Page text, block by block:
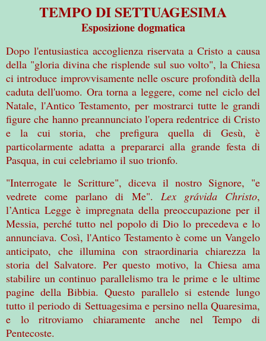
TEMPO DI SETTUAGESIMA
Esposizione dogmatica
Dopo l'entusiastica accoglienza riservata a Cristo a causa
della "gloria divina che risplende sul suo volto", la Chiesa
ci introduce improvvisamente nelle oscure profondità della
caduta dell'uomo. Ora torna a leggere, come nel ciclo del
Natale, l'Antico Testamento, per mostrarci tutte le grandi
figure che hanno preannunciato l'opera redentrice di Cristo
e la cui storia, che prefigura quella di Gesù, è
particolarmente adatta a prepararci alla grande festa di
Pasqua, in cui celebriamo il suo trionfo.
"Interrogate le Scritture", diceva il nostro Signore, "e
vedrete come parlano di Me". Lex grávida Christo,
l’Antica Legge è impregnata della preoccupazione per il
Messia, perché tutto nel popolo di Dio lo precedeva e lo
annunciava. Così, l'Antico Testamento è come un Vangelo
anticipato, che illumina con straordinaria chiarezza la
storia del Salvatore. Per questo motivo, la Chiesa ama
stabilire un continuo parallelismo tra le prime e le ultime
pagine della Bibbia. Questo parallelo si estende lungo
tutto il periodo di Settuagesima e persino nella Quaresima,
e lo ritroviamo chiaramente anche nel Tempo di
Pentecoste.